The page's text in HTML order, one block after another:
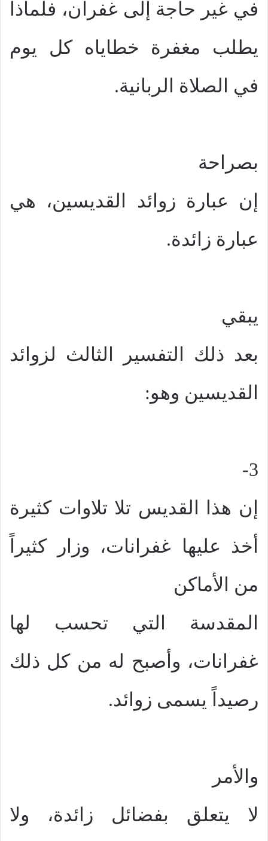
في غير حاجة إلى غفران، فلماذا
يطلب مغفرة خطاياه كل يوم
في الصلاة الربانية.
بصراحة
إن عبارة زوائد القديسين، هي
عبارة زائدة.
يبقي
بعد ذلك التفسير الثالث لزوائد
القديسين وهو:
3-
إن هذا القديس تلا تلاوات كثيرة
أخذ عليها غفرانات، وزار كثيراً
من الأماكن
المقدسة التي تحسب لها
غفرانات، وأصبح له من كل ذلك
رصيداً يسمى زوائد.
والأمر
لا يتعلق بفضائل زائدة، ولا